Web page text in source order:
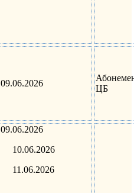
09.06.2026
ЦБ
09.06.2026
10.06.2026
11.06.2026